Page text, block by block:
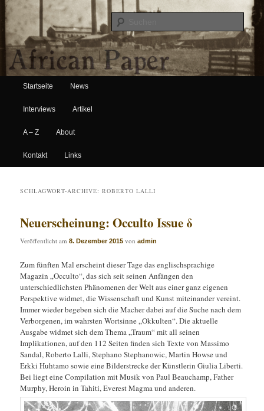
African Paper
Hauptmenü
Zum Inhalt wechseln
Zum sekundären Inhalt wechseln
Startseite News
Interviews Artikel
A – Z About
Kontakt Links
SCHLAGWORT-ARCHIVE:ROBERTO LALLI
Neuerscheinung: Occulto Issue δ
Veröffentlicht am8. Dezember 2015 vonadmin
Zum fünften Mal erscheint dieser Tage das englischsprachige
Magazin „Occulto“, das sich seit seinen Anfängen den
unterschiedlichsten Phänomenen der Welt aus einer ganz eigenen
Perspektive widmet, die Wissenschaft und Kunst miteinander vereint.
Immer wieder begeben sich die Macher dabei auf die Suche nach dem
Verborgenen, im wahrsten Wortsinne „Okkulten“. Die aktuelle
Ausgabe widmet sich dem Thema „Traum“ mit all seinen
Implikationen, auf den 112 Seiten finden sich Texte von Massimo
Sandal, Roberto Lalli, Stephano Stephanowic, Martin Howse und
Erkki Huhtamo sowie eine Bilderstrecke der Künstlerin Giulia Liberti.
Bei liegt eine Compilation mit Musik von Paul Beauchamp, Father
Murphy, Heroin in Tahiti, Everest Magma und anderen.